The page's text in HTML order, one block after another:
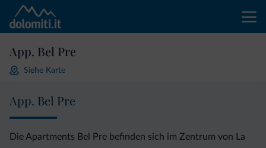
App. Bel Pre
Siehe Karte
App. Bel Pre
Die Apartments Bel Pre befinden sich im Zentrum von La